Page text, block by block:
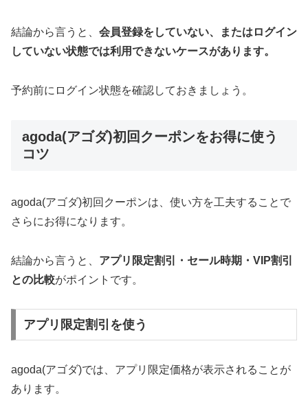
結論から言うと、 会員登録をしていない、またはログイン
していない状態では利用できないケースがあります。
予約前にログイン状態を確認しておきましょう。
agoda(アゴダ)初回クーポンをお得に使う
コツ
agoda(アゴダ)初回クーポンは、使い方を工夫することで
さらにお得になります。
結論から言うと、 アプリ限定割引・セール時期・VIP割引
との比較がポイントです。
アプリ限定割引を使う
agoda(アゴダ)では、アプリ限定価格が表示されることが
あります。